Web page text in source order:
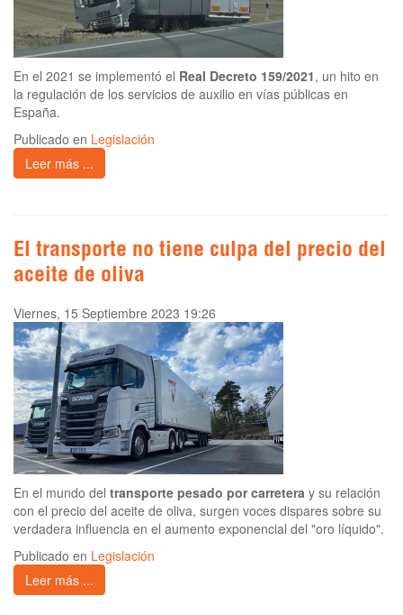
En el 2021 se implementó el Real Decreto 159/2021, un hito en
la regulación de los servicios de auxilio en vías públicas en
España.
Publicado en Legislación
Leer más ...
El transporte no tiene culpa del precio del
aceite de oliva
Viernes, 15 Septiembre 2023 19:26
En el mundo del transporte pesado por carretera y su relación
con el precio del aceite de oliva, surgen voces dispares sobre su
verdadera influencia en el aumento exponencial del "oro líquido".
Publicado en Legislación
Leer más ...